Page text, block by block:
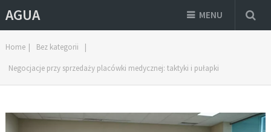
AGUA MENU
Home | Bez kategorii |
Negocjacje przy sprzedaży placówki medycznej: taktyki i pułapki